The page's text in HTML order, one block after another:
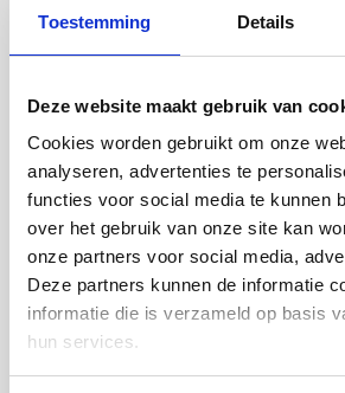
Toestemming Details
Deze website maakt gebruik van
Cookies worden gebruikt om onze
analyseren, advertenties te
functies voor social media te kunnen
over het gebruik van onze site kan
onze partners voor social media,
Deze partners kunnen de informatie
informatie die is verzameld op basis
hun services.
Categorieën
WTW FILTERS
LUCHTVERWARMING FILTERS
FILTERDOEKEN / MATTEN